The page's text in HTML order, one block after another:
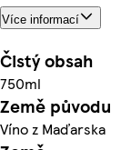
Více informací
Čistý obsah
750ml
Země původu
Víno z Maďarska